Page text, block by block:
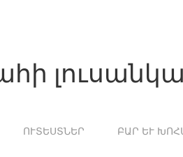
ՈՒՏԵՍՏՆԵՐ ԲԱՐ ԵՒ